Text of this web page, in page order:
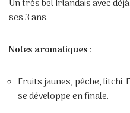
Un très bel Irlandais avec
ses 3 ans.
Notes aromatiques:
Fruits jaunes, pêche, litchi.
se développe en finale.